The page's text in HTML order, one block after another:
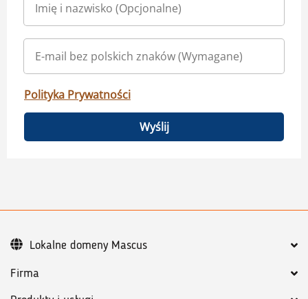
Polityka Prywatności
Wyślij
Firma
Lokalne domeny Mascus